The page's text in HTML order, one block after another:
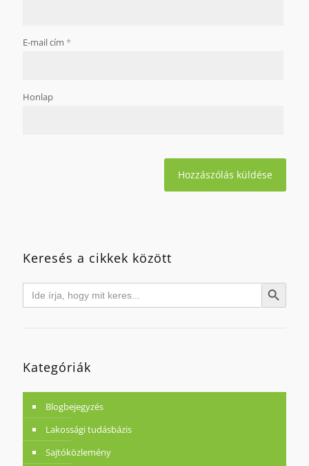
E-mail cím *
Honlap
Keresés a cikkek között
Search
for: Search Button
Kategóriák
Blogbejegyzés
Lakossági tudásbázis
Sajtóközlemény